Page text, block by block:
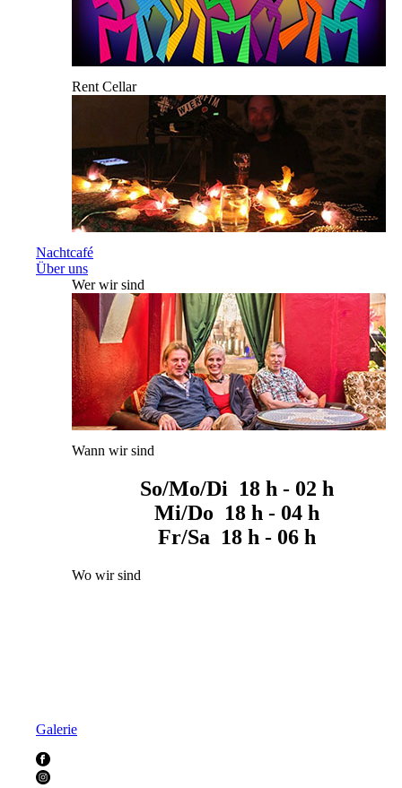
Rent Cellar
Nachtcafé
Über uns
Wer wir sind
Wann wir sind
So/Mo/Di 18 h - 02 h
Mi/Do 18 h - 04 h
Fr/Sa 18 h - 06 h
Wo wir sind
Galerie